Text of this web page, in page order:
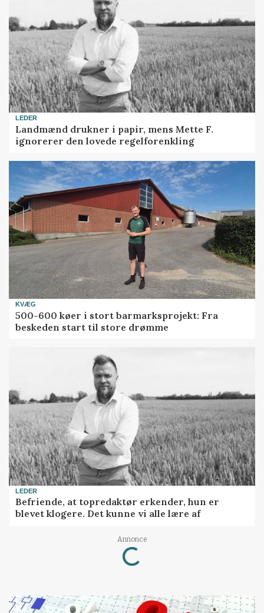
LEDER
Landmænd drukner i papir, mens Mette F.
ignorerer den lovede regelforenkling
KVÆG
500-600 køer i stort barmarksprojekt: Fra
beskeden start til store drømme
LEDER
Befriende, at topredaktør erkender, hun er
blevet klogere. Det kunne vi alle lære af
Annonce
Loading...